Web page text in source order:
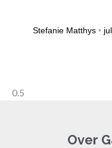
Stefanie Matthys
Over